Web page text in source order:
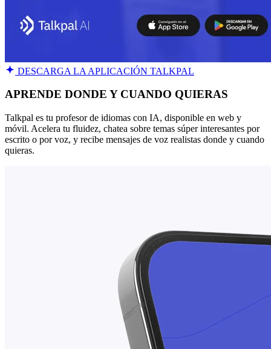
DESCARGA LA APLICACIÓN TALKPAL
APRENDE DONDE Y CUANDO QUIERAS
Talkpal es tu profesor de idiomas con IA, disponible en web y
móvil. Acelera tu fluidez, chatea sobre temas súper interesantes por
escrito o por voz, y recibe mensajes de voz realistas donde y cuando
quieras.